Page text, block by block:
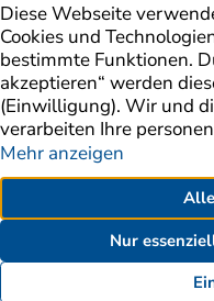
Immobilie verkaufen
Immobilienbewertung
Aktuelles
Finanzierung
Referenzen
Erklärung zur Barrierefreiheit